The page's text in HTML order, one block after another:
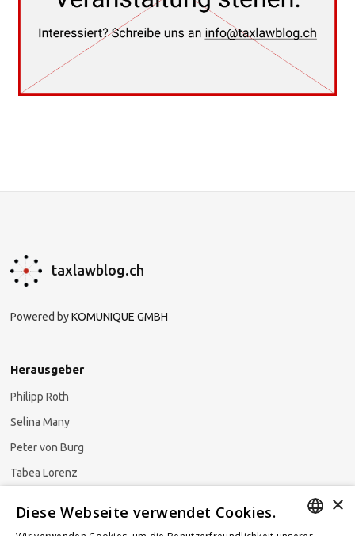
taxlawblog.ch
Powered byKOMUNIQUE GMBH
Herausgeber
Philipp Roth
Selina Many
Peter von Burg
Tabea Lorenz
×
Diese Webseite verwendet Cookies.